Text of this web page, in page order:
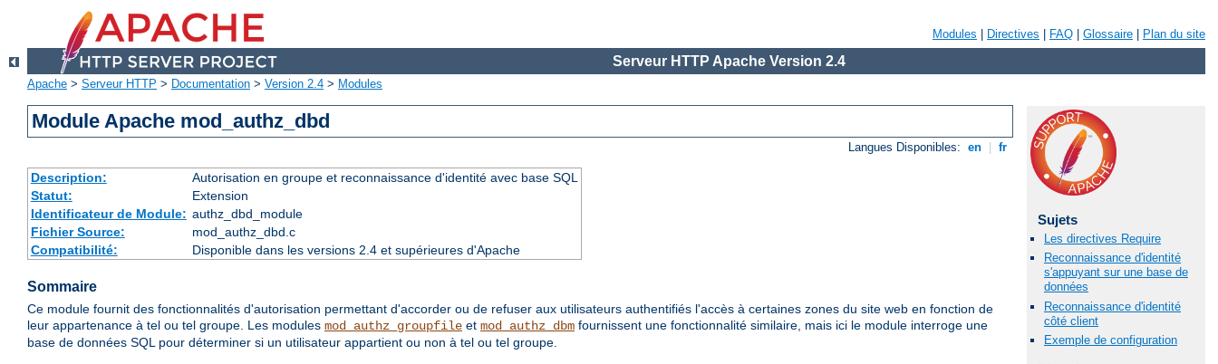
Modules Directives FAQ Glossaire Plan du site
Serveur HTTP Apache Version 2.4
Apache > Serveur HTTP > Documentation > Version 2.4 > Modules
Module Apache mod_authz_dbd
Langues Disponibles: en fr
Description:
Autorisation en groupe et reconnaissance d'identité avec base SQL
Statut:
Extension
Identificateur de Module: authz_dbd_module
Fichier Source:
mod_authz_dbd.c
Compatibilité:
Disponible dans les versions 2.4 et supérieures d'Apache
Sommaire
Ce module fournit des fonctionnalités d'autorisation permettant d'accorder ou de refuser aux utilisateurs authentifiés l'accès à certaines zones du site web en fonction de
leur appartenance à tel ou tel groupe. Les modules mod_authz_groupfile et mod_authz_dbm fournissent une fonctionnalité similaire, mais ici le module interroge une
base de données SQL pour déterminer si un utilisateur appartient ou non à tel ou tel groupe.
Sujets
Les directives Require
Reconnaissance d'identité
s'appuyant sur une base de
données
Reconnaissance d'identité
côté client
Exemple de configuration